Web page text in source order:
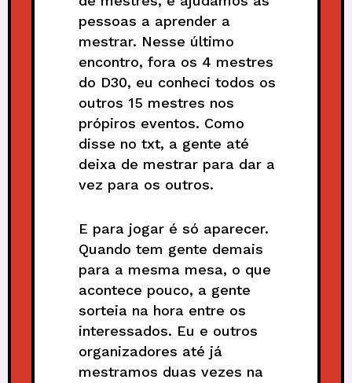
pessoas a aprender a
mestrar. Nesse último
encontro, fora os 4 mestres
do D30, eu conheci todos os
outros 15 mestres nos
própiros eventos. Como
disse no txt, a gente até
deixa de mestrar para dar a
vez para os outros.
E para jogar é só aparecer.
Quando tem gente demais
para a mesma mesa, o que
acontece pouco, a gente
sorteia na hora entre os
interessados. Eu e outros
organizadores até já
mestramos duas vezes na